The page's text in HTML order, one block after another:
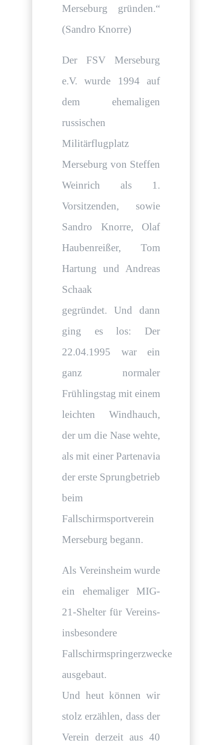
Merseburg gründen.“
(Sandro Knorre)
Der FSV Merseburg
e.V. wurde 1994 auf
dem ehemaligen
russischen
Militärflugplatz
Merseburg von Steffen
Weinrich als 1.
Vorsitzenden, sowie
Sandro Knorre, Olaf
Haubenreißer, Tom
Hartung und Andreas
Schaak
gegründet. Und dann
ging es los: Der
22.04.1995 war ein
ganz normaler
Frühlingstag mit einem
leichten Windhauch,
der um die Nase wehte,
als mit einer Partenavia
der erste Sprungbetrieb
beim
Fallschirmsportverein
Merseburg begann.
Als Vereinsheim wurde
ein ehemaliger MIG-
21-Shelter für Vereins-
insbesondere
Fallschirmspringerzwecke
ausgebaut.
Und heut können wir
stolz erzählen, dass der
Verein derzeit aus 40